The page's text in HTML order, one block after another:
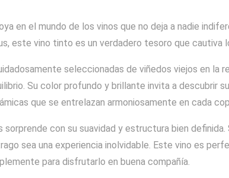
en el mundo de los vinos que no deja a nadie
este vino tinto es un verdadero tesoro que cautiva
seleccionadas de viñedos viejos en la
Su color profundo y brillante invita a descubrir
que se entrelazan armoniosamente en cada
sorprende con su suavidad y estructura bien
sea una experiencia inolvidable. Este vino es
para disfrutarlo en buena compañía.